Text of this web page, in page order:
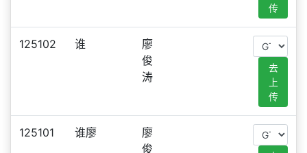
传
125102 谁
廖
俊
涛
去
上
传
125101 谁廖
廖
俊